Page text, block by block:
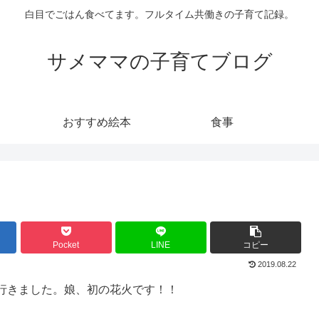
白目でごはん食べてます。フルタイム共働きの子育て記録。
サメママの子育てブログ
おすすめ絵本 食事
Pocket LINE コピー
2019.08.22
ました。娘、初の花火です！！